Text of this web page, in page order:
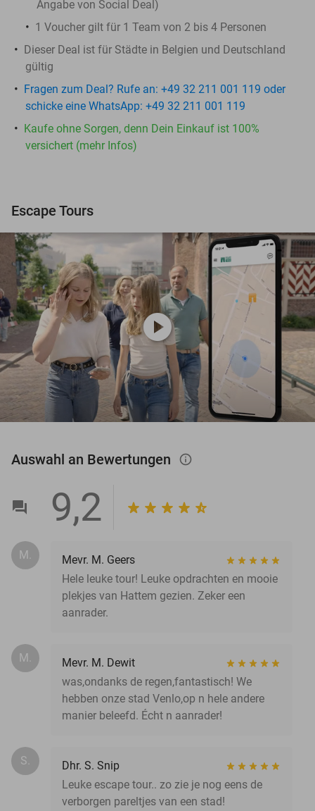
Angabe von Social Deal)
1 Voucher gilt für 1 Team von 2 bis 4 Personen
Dieser Deal ist für Städte in Belgien und Deutschland
gültig
Fragen zum Deal? Rufe an: +49 32 211 001 119 oder
schicke eine WhatsApp: +49 32 211 001 119
Kaufe ohne Sorgen, denn Dein Einkauf ist 100%
versichert (mehr Infos)
Escape Tours
play_circle
Auswahl an Bewertungen info_outlined
9,2
M.
Mevr. M. Geers
Hele leuke tour! Leuke opdrachten en mooie
plekjes van Hattem gezien. Zeker een
aanrader.
M.
Mevr. M. Dewit
was,ondanks de regen,fantastisch! We
hebben onze stad Venlo,op n hele andere
manier beleefd. Écht n aanrader!
S.
Dhr. S. Snip
Leuke escape tour.. zo zie je nog eens de
verborgen pareltjes van een stad!